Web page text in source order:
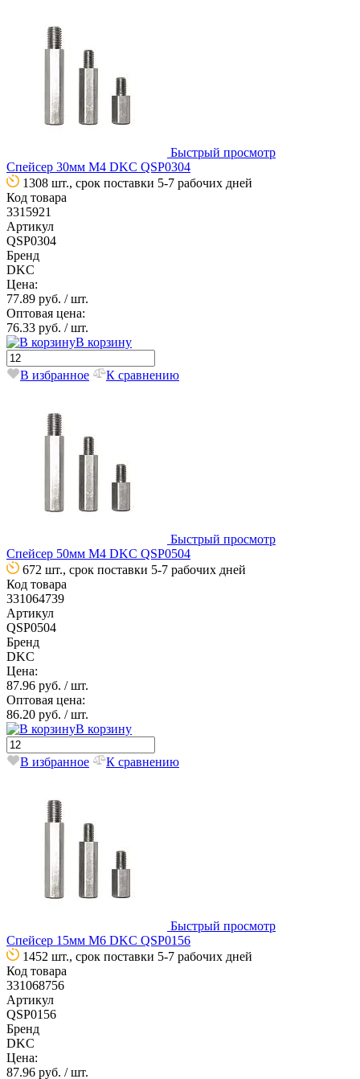
Быстрый просмотр
Спейсер 30мм М4 DKC QSP0304
1308 шт., срок поставки 5-7 рабочих дней
Код товара
3315921
Артикул
QSP0304
Бренд
DKC
Цена:
77.89 руб. / шт.
Оптовая цена:
76.33 руб. / шт.
В корзину
В избранное К сравнению
Быстрый просмотр
Спейсер 50мм М4 DKC QSP0504
672 шт., срок поставки 5-7 рабочих дней
Код товара
331064739
Артикул
QSP0504
Бренд
DKC
Цена:
87.96 руб. / шт.
Оптовая цена:
86.20 руб. / шт.
В корзину
В избранное К сравнению
Быстрый просмотр
Спейсер 15мм М6 DKC QSP0156
1452 шт., срок поставки 5-7 рабочих дней
Код товара
331068756
Артикул
QSP0156
Бренд
DKC
Цена:
87.96 руб. / шт.